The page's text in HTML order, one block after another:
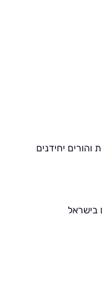
והורים יחידנים
בישראל